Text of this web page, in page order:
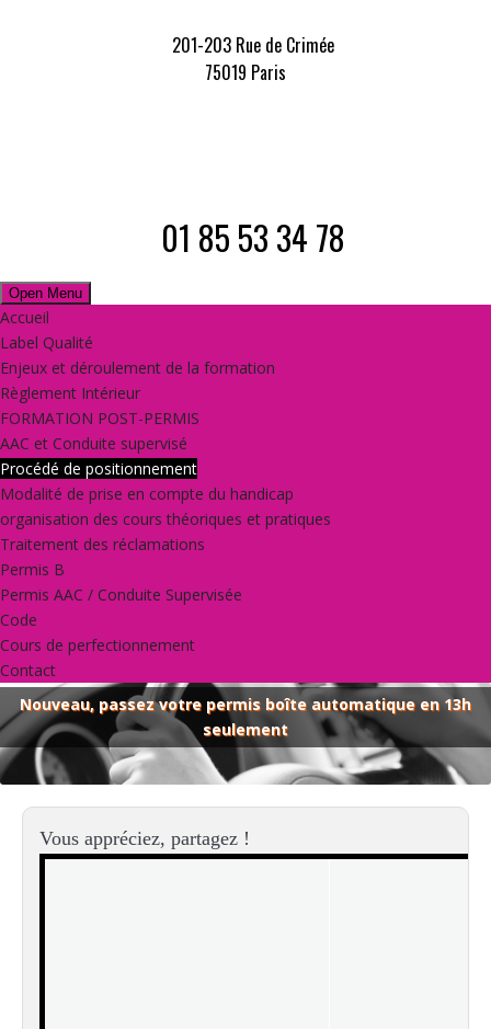
201-203 Rue de Crimée
75019 Paris
01 85 53 34 78
Open Menu
Accueil
Label Qualité
Enjeux et déroulement de la formation
Règlement Intérieur
FORMATION POST-PERMIS
AAC et Conduite supervisé
Procédé de positionnement
Modalité de prise en compte du handicap
organisation des cours théoriques et pratiques
Traitement des réclamations
Permis B
Permis AAC / Conduite Supervisée
Code
Cours de perfectionnement
Contact
Nouveau, passez votre permis boîte automatique en 13h
seulement
Vous appréciez, partagez !